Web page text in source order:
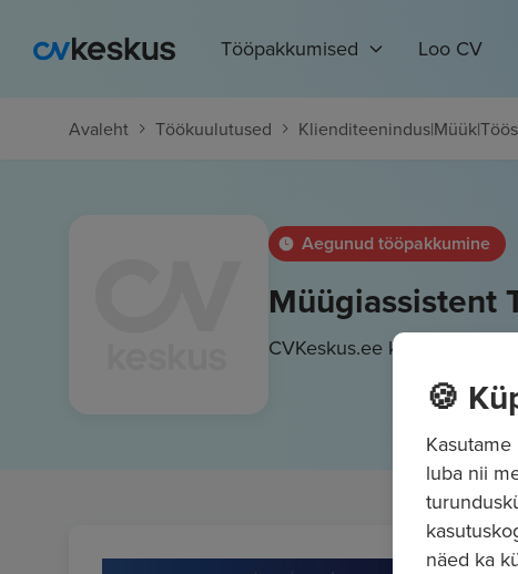
Tööpakkumised Loo CV
Avaleht Töökuulutused Klienditeenindus|Müük|
Aegunud tööpakkumine
Müügiassistent
CVKeskus.ee klient
🍪
luba nii
näed ka